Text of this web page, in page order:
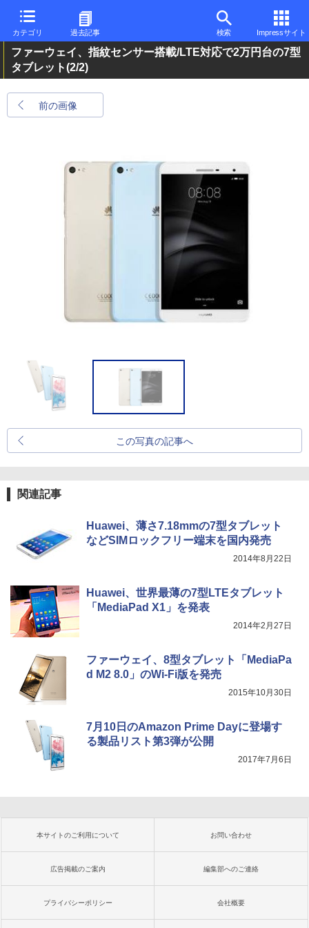
カテゴリ 過去記事 検索 Impressサイト
ファーウェイ、指紋センサー搭載/LTE対応で2万円台の7型
タブレット(2/2)
前の画像
この写真の記事へ
関連記事
Huawei、薄さ7.18mmの7型タブレット
などSIMロックフリー端末を国内発売
2014年8月22日
Huawei、世界最薄の7型LTEタブレット
「MediaPad X1」を発表
2014年2月27日
ファーウェイ、8型タブレット「MediaPa
d M2 8.0」のWi-Fi版を発売
2015年10月30日
7月10日のAmazon Prime Dayに登場す
る製品リスト第3弾が公開
2017年7月6日
本サイトのご利用について お問い合わせ
広告掲載のご案内 編集部へのご連絡
プライバシーポリシー 会社概要